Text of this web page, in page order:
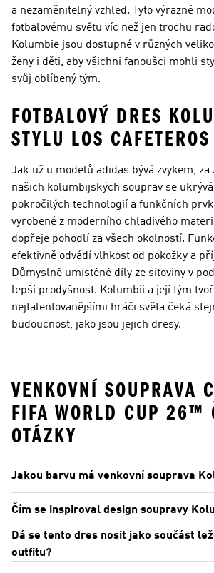
a nezaměnitelný vzhled. Tyto výrazné
fotbalovému světu víc než jen trochu
Kolumbie jsou dostupné v různých
ženy i děti, aby všichni fanoušci mohli
svůj oblíbený tým.
FOTBALOVÝ DRES
STYLU LOS CAFETEROS
Jak už u modelů adidas bývá zvykem,
našich kolumbijských souprav se
pokročilých technologií a funkčních
vyrobené z moderního chladivého
dopřeje pohodlí za všech okolností.
efektivně odvádí vlhkost od pokožky a
Důmyslně umístěné díly ze síťoviny v
lepší prodyšnost. Kolumbii a její tým
nejtalentovanějšími hráči světa čeká
budoucnost, jako jsou jejich dresy.
VENKOVNÍ SOUPRAVA
FIFA WORLD CUP 26™
OTÁZKY
Jakou barvu má venkovní souprava
Čím se inspiroval design soupravy
Dá se tento dres nosit jako součást
outfitu?